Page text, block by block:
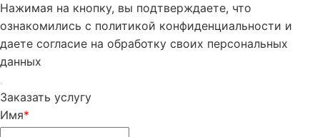
Нажимая на кнопку, вы подтверждаете, что
ознакомились с политикой конфиденциальности и
даете согласие на обработку своих персональных
данных
Заказать услугу
Имя*